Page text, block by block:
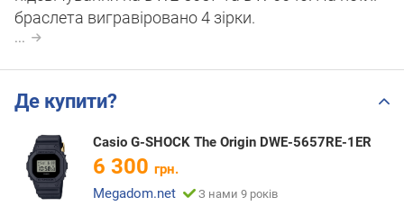
браслета вигравіровано 4 зірки.
...
Де купити?
Casio G-SHOCK The Origin DWE-5657RE-1ER
6 300 грн.
Megadom.net
З нами 9 років